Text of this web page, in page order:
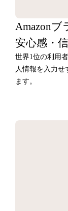
Amazonブ
安心感・
世界1位の利用
人情報を入力せ
ます。